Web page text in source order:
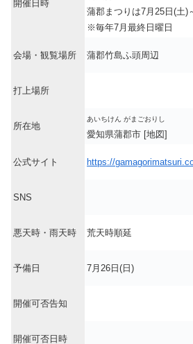
開催日時
蒲郡まつりは7月25日(土)
※毎年7月最終日曜日
会場・観覧場所 蒲郡竹島ふ頭周辺
打上場所
所在地
あいちけん がまごおりし
愛知県蒲郡市 [地図]
公式サイト https://
SNS
悪天時・雨天時 荒天時順延
予備日 7月26日(日)
開催可否告知
開催可否日時